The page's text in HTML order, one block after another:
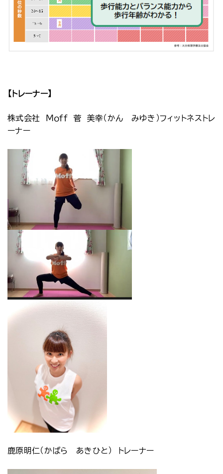
【トレーナー】
株式会社 Ｍｏｆｆ 菅 美幸（かん みゆき）フィットネストレ
ーナー
鹿原明仁（かばら あきひと） トレーナー